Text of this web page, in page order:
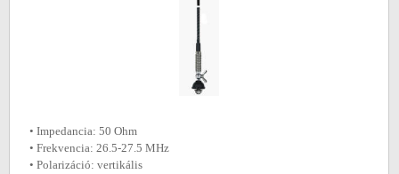
• Impedancia: 50 Ohm
• Frekvencia: 26.5-27.5 MHz
• Polarizáció: vertikális